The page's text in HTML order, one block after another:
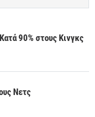
90% στους Κινγκς
Νετς